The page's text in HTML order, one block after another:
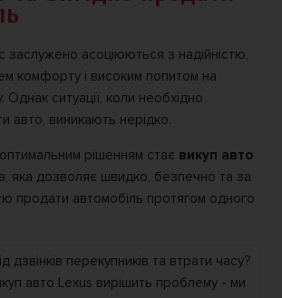
заслужено асоціюються з надійністю,
комфорту і високим попитом на
Однак ситуації, коли необхідно
авто, виникають нерідко.
рішенням стає викуп авто
яка дозволяє швидко, безпечно та за
продати автомобіль протягом одного